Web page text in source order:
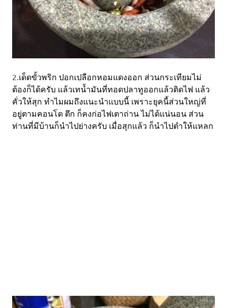
2.เด็ดขั้วพริก ปอกเปลือกหอมแดงออก ส่วนกระเทียมไม่
ต้องก็ได้ครับ แล้วเทน้ำมันที่ทอดปลาทูออกแล้วติดไฟ แล้ว
คั่วให้สุก ทำไมผมถึงแนะนำแบบนี้ เพราะยุคนี้ส่วนใหญ่ที่
อยู่ตามคอนโด ตึก ก็คงก่อไฟเตาถ่าน ไม่ได้แน่นอน ส่วน
ท่านที่มีบ้านก็นำไปย่างครับ เมื่อสุกแล้ว ก็นำไปตำให้แหลก